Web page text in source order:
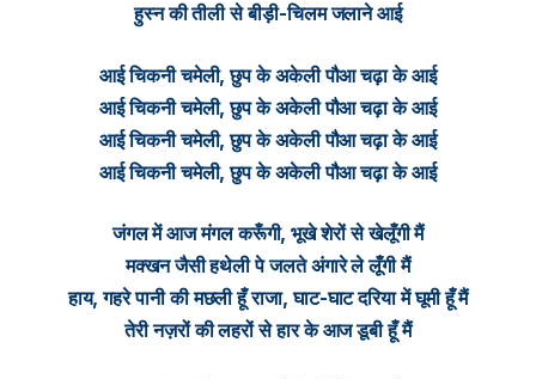
हुस्न की तीली से बीड़ी-चिलम जलाने आई
आई चिकनी चमेली, छुप के अकेली पौआ चढ़ा के आई
आई चिकनी चमेली, छुप के अकेली पौआ चढ़ा के आई
आई चिकनी चमेली, छुप के अकेली पौआ चढ़ा के आई
आई चिकनी चमेली, छुप के अकेली पौआ चढ़ा के आई
जंगल में आज मंगल करूँगी, भूखे शेरों से खेलूँगी मैं
मक्खन जैसी हथेली पे जलते अंगारे ले लूँगी मैं
हाय, गहरे पानी की मछली हूँ राजा, घाट-घाट दरिया में घूमी हूँ मैं
तेरी नज़रों की लहरों से हार के आज डूबी हूँ मैं